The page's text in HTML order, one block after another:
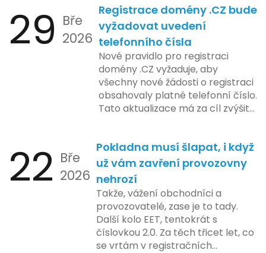
zahrnuje přípravu technické
platformy a legislativních změn,
které by měly být předloženy do
konce tohoto roku. Očekává se,
že tato fáze umožní adaptaci
systémů a rozšíření podpory pro
podnikatele, přičemž všechny
potřebné technologie by měly
být dostupné k testování v rámci
plánovaná na první pololetí
následujícího roku, je zaměřena
na školení a edukaci uživatelů,
včetně přípravy materiálů a
školení pro zaměstnavatele a
účetní firmy. V této fázi dojde
také k oficiálnímu spuštění
systému pro vybrané segmenty
podnikání. Třetí a konečná fáze
29 Bře
2026
Registrace domény .CZ bude
vyžadovat uvedení
telefonního čísla
Nové pravidlo pro registraci
domény .CZ vyžaduje, aby
všechny nové žádosti o registraci
obsahovaly platné telefonní číslo.
Tato aktualizace má za cíl zvýšit
České republice. Povinnost uvést
telefonní číslo se týká všech
nově registrovaných domén, a
také může ovlivnit stávající
majitele domén při aktualizaci
jejich údajů.
22 Bře
2026
Pokladna musí šlapat, i když
už vám zavření provozovny
nehrozí
Takže, vážení obchodníci a
provozovatelé, zase je to tady.
Další kolo EET, tentokrát s
číslovkou 2.0. Za těch třicet let, co
se vrtám v registračních